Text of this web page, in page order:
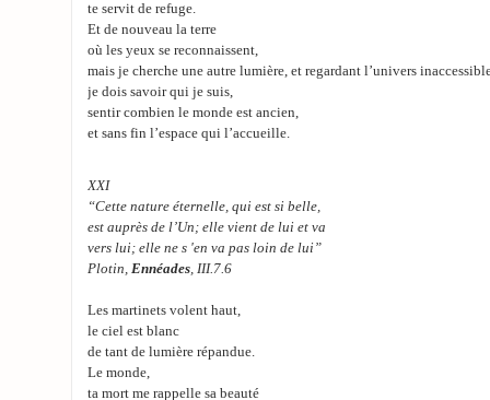
te servit de refuge.
Et de nouveau la terre
où les yeux se reconnaissent,
mais je cherche une autre lumière, et regardant l’univers
je dois savoir qui je suis,
sentir combien le monde est ancien,
et sans fin l’espace qui l’accueille.
XXI
“Cette nature éternelle, qui est si belle,
est auprès de l’Un; elle vient de lui et va
vers lui; elle ne s 'en va pas loin de lui”
Plotin, Ennéades, III.7.6
Les martinets volent haut,
le ciel est blanc
de tant de lumière répandue.
Le monde,
ta mort me rappelle sa beauté